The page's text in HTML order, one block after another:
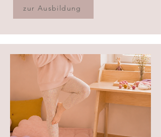
zur Ausbildung